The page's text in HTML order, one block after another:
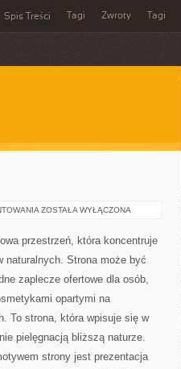
Spis Treści Tagi Zwroty Tagi
KOSMETYKI
ZOSTAŁA WYŁĄCZONA
przestrzeń, która koncentruje
naturalnych. Strona może być
zaplecze ofertowe dla osób,
opartymi na
To strona, która wpisuje się w
pielęgnacją bliższą naturze.
strony jest prezentacja